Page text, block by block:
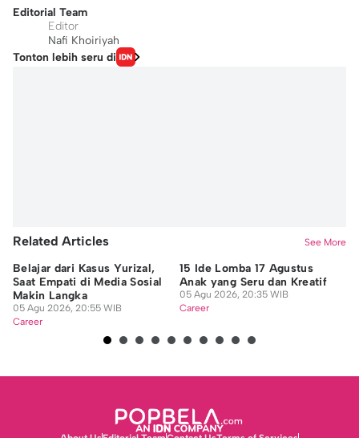
Editorial Team
Editor
Nafi Khoiriyah
Tonton lebih seru di
Related Articles See More
Belajar dari Kasus Yurizal,
Saat Empati di Media Sosial
Makin Langka
05 Agu 2026, 20:55 WIB
Career
15 Ide Lomba 17 Agustus
Anak yang Seru dan Kreatif
05 Agu 2026, 20:35 WIB
Career